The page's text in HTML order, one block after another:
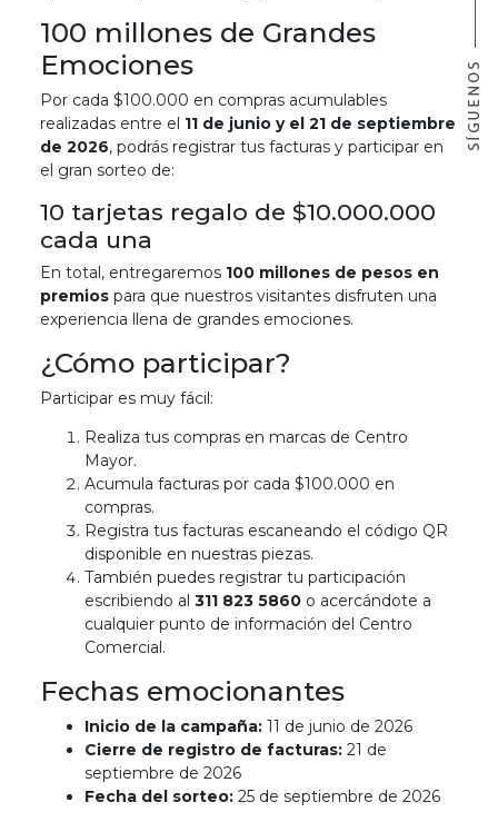
100 millones de Grandes
Emociones
Por cada $100.000 en compras acumulables
realizadas entre el 11 de junio y el 21 de septiembre
de 2026, podrás registrar tus facturas y participar en
el gran sorteo de:
10 tarjetas regalo de $10.000.000
cada una
En total, entregaremos 100 millones de pesos en
premios para que nuestros visitantes disfruten una
experiencia llena de grandes emociones.
¿Cómo participar?
Participar es muy fácil:
Realiza tus compras en marcas de Centro
Mayor.
Acumula facturas por cada $100.000 en
compras.
Registra tus facturas escaneando el código QR
disponible en nuestras piezas.
También puedes registrar tu participación
escribiendo al 311 823 5860 o acercándote a
cualquier punto de información del Centro
Comercial.
Fechas emocionantes
Inicio de la campaña: 11 de junio de 2026
Cierre de registro de facturas: 21 de
septiembre de 2026
Fecha del sorteo: 25 de septiembre de 2026